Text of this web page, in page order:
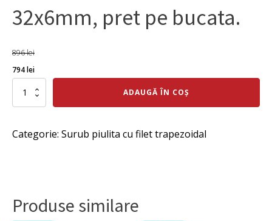
32x6mm, pret pe bucata.
896lei
Prețul
inițial
a
896 lei.
794leiPrețul
curent
este:
Cantitate
trapezoidal
32x6mm,
ADAUGĂ ÎN COȘ
Categorie: Surub piulita cu filet trapezoidal
Produse similare